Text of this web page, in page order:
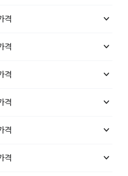
격 keyboard_arrow_down
격 keyboard_arrow_down
격 keyboard_arrow_down
격 keyboard_arrow_down
격 keyboard_arrow_down
격 keyboard_arrow_down